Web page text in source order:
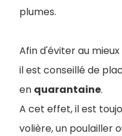
plumes.
Afin d'éviter au
il est conseillé de
en quarantaine.
A cet effet, il est
volière, un poulailler